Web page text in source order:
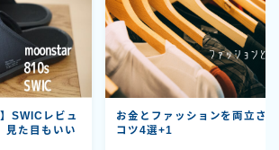
SWICレビュ
見た目もいい
お金とファッションを両立さ
コツ4選+1